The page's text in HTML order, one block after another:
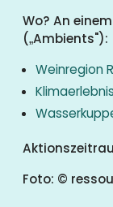
Wo? An
(„Ambients"):
Weinregion
Foto: ©